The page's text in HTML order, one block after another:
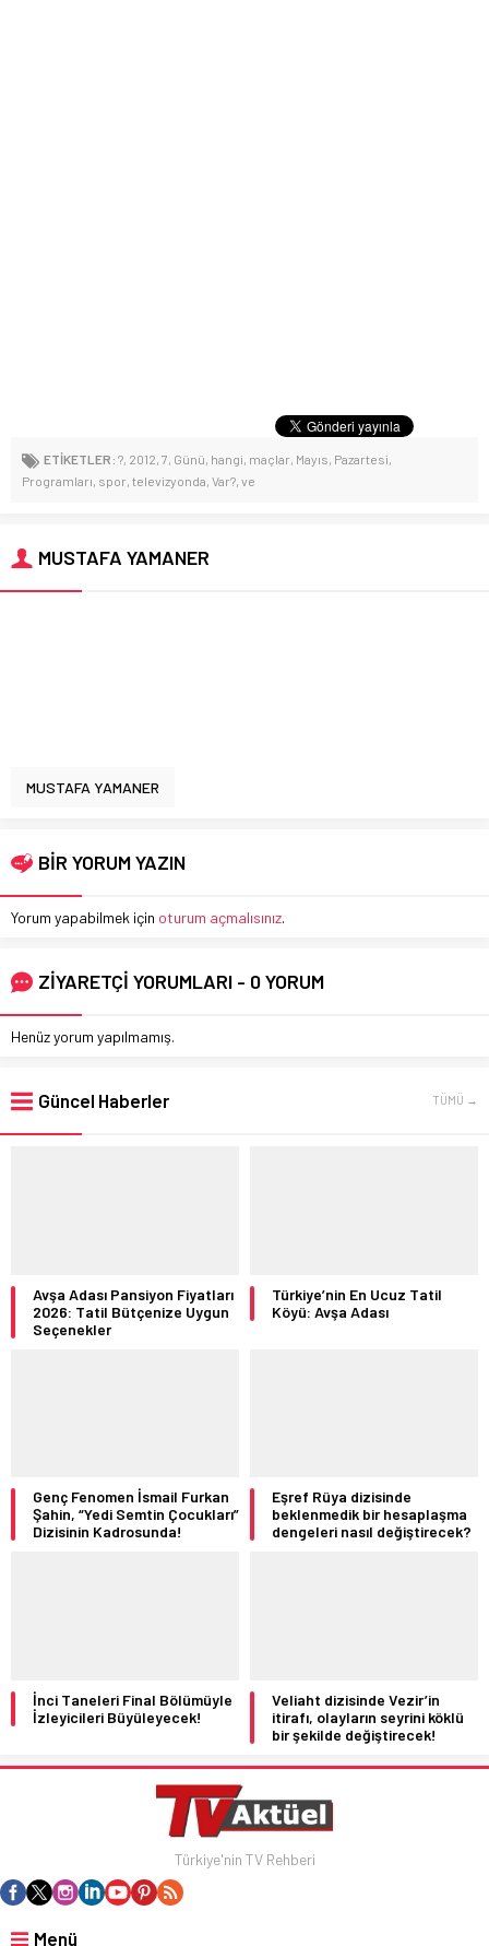
ETİKETLER: ?, 2012, 7, Günü, hangi, maçlar, Mayıs, Pazartesi,
Programları, spor, televizyonda, Var?, ve
MUSTAFA YAMANER
MUSTAFA YAMANER
BİR YORUM YAZIN
Yorum yapabilmek için oturum açmalısınız.
ZİYARETÇİ YORUMLARI - 0 YORUM
Henüz yorum yapılmamış.
Güncel Haberler TÜMÜ →
Avşa Adası Pansiyon Fiyatları
2026: Tatil Bütçenize Uygun
Seçenekler
Türkiye’nin En Ucuz Tatil
Köyü: Avşa Adası
Genç Fenomen İsmail Furkan
Şahin, “Yedi Semtin Çocukları”
Dizisinin Kadrosunda!
Eşref Rüya dizisinde
beklenmedik bir hesaplaşma
dengeleri nasıl değiştirecek?
İnci Taneleri Final Bölümüyle
İzleyicileri Büyüleyecek!
Veliaht dizisinde Vezir’in
itirafı, olayların seyrini köklü
bir şekilde değiştirecek!
Türkiye'nin TV Rehberi
Menü